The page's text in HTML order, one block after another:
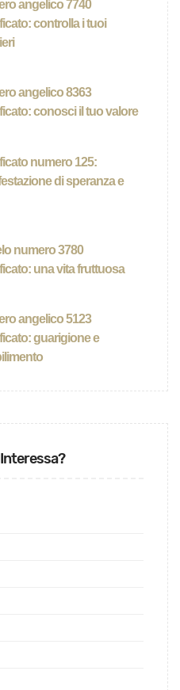
angelico 7740
controlla i tuoi
angelico 8363
conosci il tuo valore
numero 125:
di speranza e
numero 3780
una vita fruttuosa
angelico 5123
guarigione e